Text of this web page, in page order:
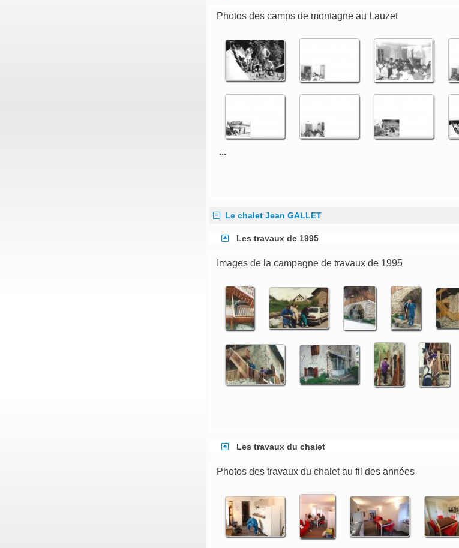
Photos des camps de montagne au Lauzet
...
Le chalet Jean GALLET
Les travaux de 1995
Images de la campagne de travaux de 1995
Les travaux du chalet
Photos des travaux du chalet au fil des années